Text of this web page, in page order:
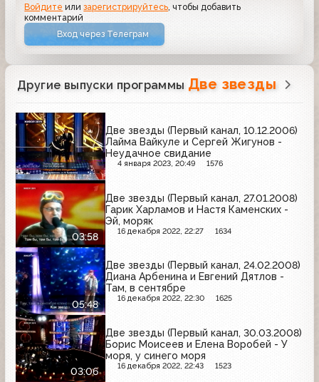
Войдите илизарегистрируйтесь , чтобы добавить
комментарий
Вход через Телеграм
Другие выпуски программы Две звезды
Две звезды (Первый канал, 10.12.2006)
Лайма Вайкуле и Сергей Жигунов -
Неудачное свидание
4 января 2023, 20:49 1576
03:58
Две звезды (Первый канал, 27.01.2008)
Гарик Харламов и Настя Каменских -
Эй, моряк
16 декабря 2022, 22:27 1634
05:48
Две звезды (Первый канал, 24.02.2008)
Диана Арбенина и Евгений Дятлов -
Там, в сентябре
16 декабря 2022, 22:30 1625
03:06
Две звезды (Первый канал, 30.03.2008)
Борис Моисеев и Елена Воробей - У
моря, у синего моря
16 декабря 2022, 22:43 1523